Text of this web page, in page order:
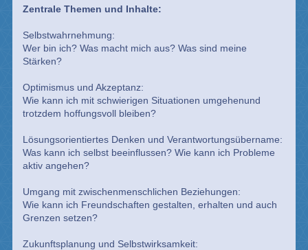
Zentrale Themen und Inhalte:
Selbstwahrnehmung:
Wer bin ich? Was macht mich aus? Was sind meine
Stärken?
Optimismus und Akzeptanz:
Wie kann ich mit schwierigen Situationen umgehenund
trotzdem hoffungsvoll bleiben?
Lösungsorientiertes Denken und Verantwortungsübername:
Was kann ich selbst beeinflussen? Wie kann ich Probleme
aktiv angehen?
Umgang mit zwischenmenschlichen Beziehungen:
Wie kann ich Freundschaften gestalten, erhalten und auch
Grenzen setzen?
Zukunftsplanung und Selbstwirksamkeit: